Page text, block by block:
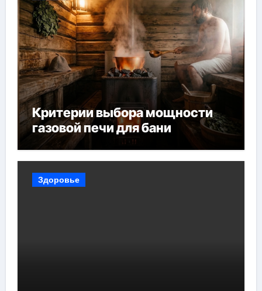
Критерии выбора мощности
газовой печи для бани
Здоровье